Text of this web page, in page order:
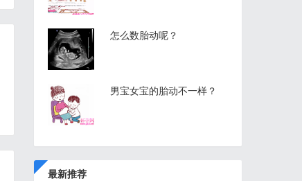
怎么数胎动呢？
男宝女宝的胎动不一样？
最新推荐